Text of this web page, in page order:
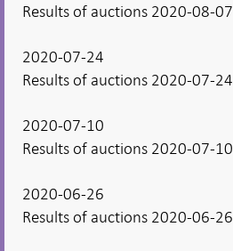
Results of auctions 2020-08-07
2020-07-24
Results of auctions 2020-07-24
2020-07-10
Results of auctions 2020-07-10
2020-06-26
Results of auctions 2020-06-26